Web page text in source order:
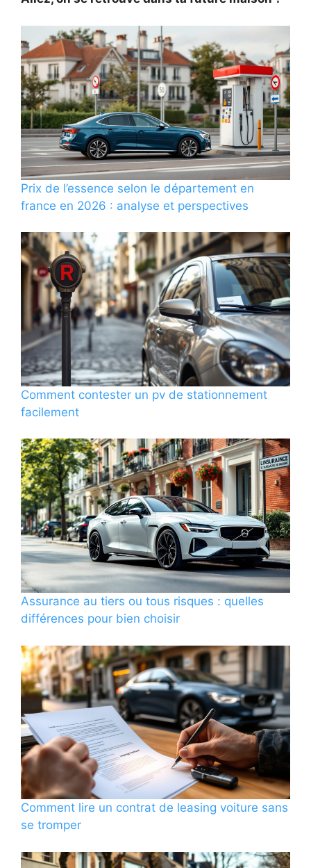
Prix de l’essence selon le département en
france en 2026 : analyse et perspectives
Comment contester un pv de stationnement
facilement
Assurance au tiers ou tous risques : quelles
différences pour bien choisir
Comment lire un contrat de leasing voiture sans
se tromper